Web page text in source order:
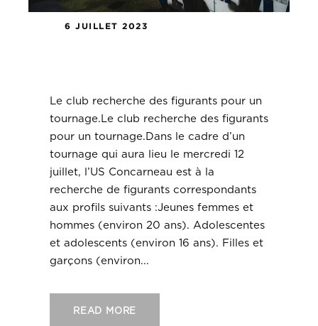
6 JUILLET 2023
Le club recherche des figurants pour un
tournage.Le club recherche des figurants
pour un tournage.Dans le cadre d’un
tournage qui aura lieu le mercredi 12
juillet, l’US Concarneau est à la
recherche de figurants correspondants
aux profils suivants :Jeunes femmes et
hommes (environ 20 ans). Adolescentes
et adolescents (environ 16 ans). Filles et
garçons (environ...
READ MORE